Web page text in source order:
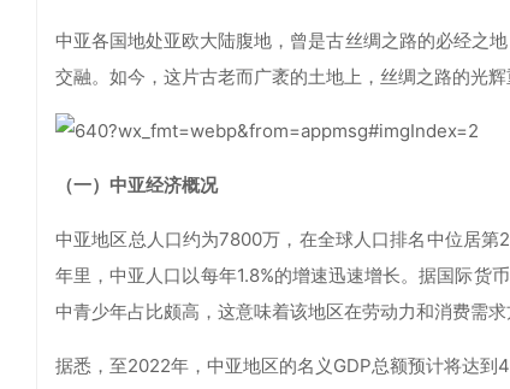
中亚各国地处亚欧大陆腹地，曾是古丝绸之路的必经之
交融。如今，这片古老而广袤的土地上，丝绸之路的光辉
（一）中亚经济概况
中亚地区总人口约为7800万，在全球人口排名中位居
年里，中亚人口以每年1.8%的增速迅速增长。据国际货
中青少年占比颇高，这意味着该地区在劳动力和消费需求
据悉，至2022年，中亚地区的名义GDP总额预计将达